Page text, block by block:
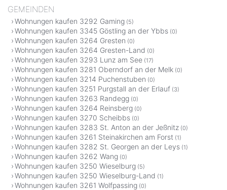
GEMEINDEN
Wohnungen kaufen 3292 Gaming (5)
Wohnungen kaufen 3345 Göstling an der Ybbs (0)
Wohnungen kaufen 3264 Gresten (0)
Wohnungen kaufen 3264 Gresten-Land (0)
Wohnungen kaufen 3293 Lunz am See (17)
Wohnungen kaufen 3281 Oberndorf an der Melk (0)
Wohnungen kaufen 3214 Puchenstuben (0)
Wohnungen kaufen 3251 Purgstall an der Erlauf (3)
Wohnungen kaufen 3263 Randegg (0)
Wohnungen kaufen 3264 Reinsberg (0)
Wohnungen kaufen 3270 Scheibbs (0)
Wohnungen kaufen 3283 St. Anton an der Jeßnitz (0)
Wohnungen kaufen 3261 Steinakirchen am Forst (1)
Wohnungen kaufen 3282 St. Georgen an der Leys (1)
Wohnungen kaufen 3262 Wang (0)
Wohnungen kaufen 3250 Wieselburg (5)
Wohnungen kaufen 3250 Wieselburg-Land (1)
Wohnungen kaufen 3261 Wolfpassing (0)